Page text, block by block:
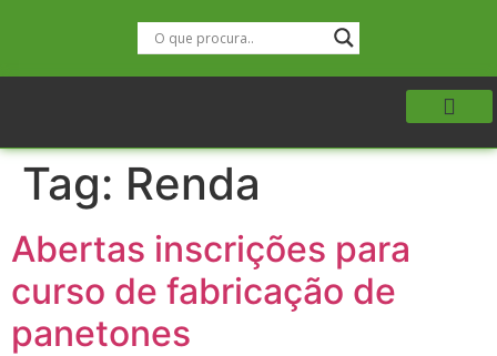
Tag: Renda
Abertas inscrições para
curso de fabricação de
panetones